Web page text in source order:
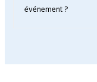
événement ?